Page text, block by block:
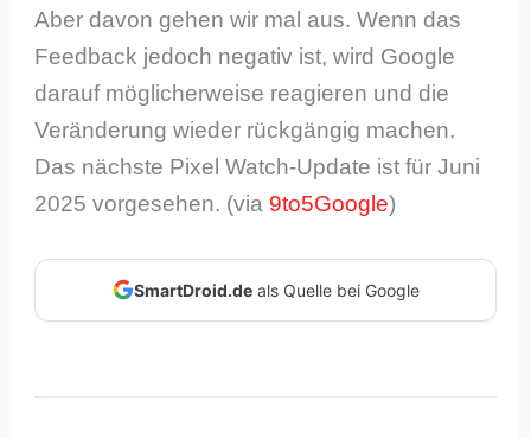
Aber davon gehen wir mal aus. Wenn das
Feedback jedoch negativ ist, wird Google
darauf möglicherweise reagieren und die
Veränderung wieder rückgängig machen.
Das nächste Pixel Watch-Update ist für Juni
2025 vorgesehen. (via 9to5Google)
SmartDroid.deals Quelle bei Google